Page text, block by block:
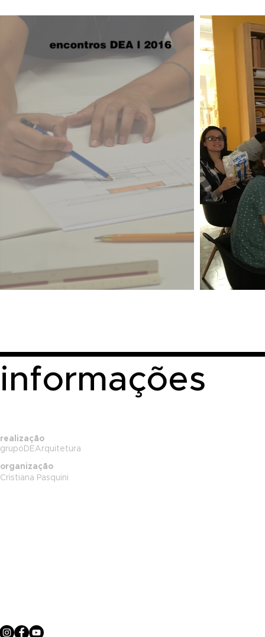
informações
realização
grupoDEArquitetura
organização
Cristiana Pasquini